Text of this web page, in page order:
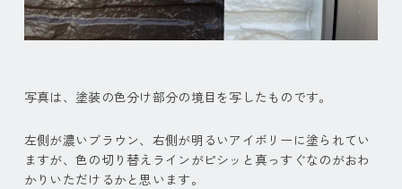
写真は、塗装の色分け部分の境目を写したものです。
左側が濃いブラウン、右側が明るいアイボリーに塗られてい
ますが、色の切り替えラインがピシッと真っすぐなのがおわ
かりいただけるかと思います。